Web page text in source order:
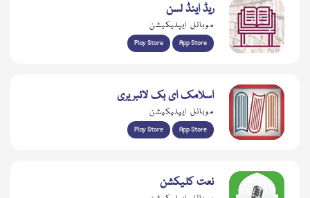
ریڈ اینڈ لسن
موبائل ایپلیکیشن
Play Store App Store
اسلامک ای بک لائبریری
موبائل ایپلیکیشن
Play Store App Store
نعت کلیکشن